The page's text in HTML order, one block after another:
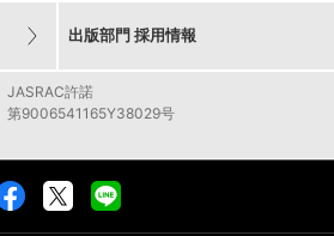
出版部門 採用情報
JASRAC許諾
第9006541165Y38029号